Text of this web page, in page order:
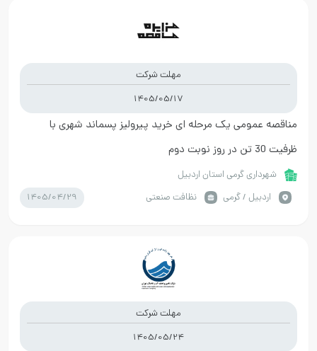
مهلت شرکت
1405/05/17
مناقصه عمومی یک مرحله ای خرید پیرولیز پسماند شهری با
ظرفیت 30 تن در روز نوبت دوم
شهرداری گرمی استان اردبیل
اردبيل / گرمی
نظافت صنعتی 1405/04/29
مهلت شرکت
1405/05/24